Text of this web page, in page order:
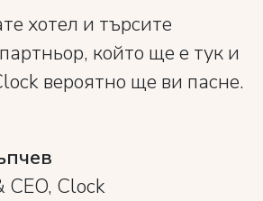
хотел и търсите
който ще е тук и
вероятно ще ви пасне.
CEO, Clock